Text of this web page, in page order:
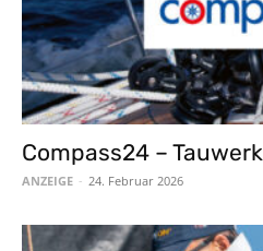
Compass24 – Tauwerk
ANZEIGE - 24. Februar 2026